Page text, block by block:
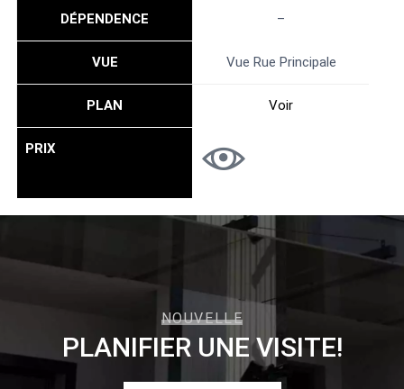
DÉPENDENCE –
VUE Vue Rue Principale
PLAN Voir
PRIX
NOUVELLE
PLANIFIER UNE VISITE!